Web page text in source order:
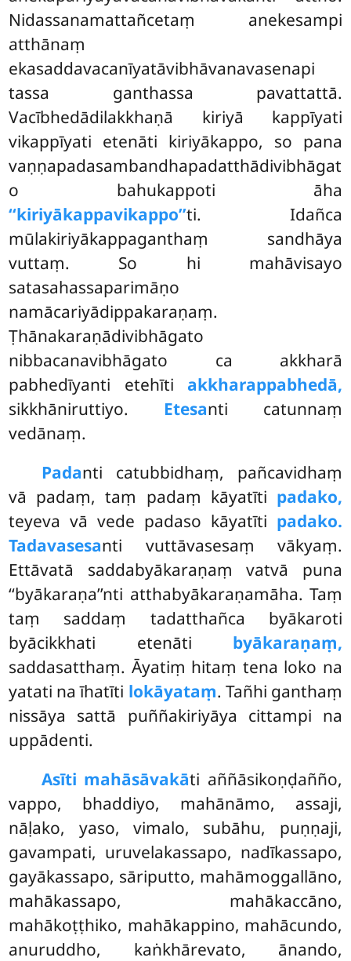
Nidassanamattañcetaṃ anekesampi
atthānaṃ
ekasaddavacanīyatāvibhāvanavasenapi
tassa ganthassa pavattattā.
Vacībhedādilakkhaṇā kiriyā kappīyati
vikappīyati etenāti kiriyākappo, so pana
vaṇṇapadasambandhapadatthādivibhāgat
o bahukappoti āha
‘‘kiriyākappavikappo’’ti. Idañca
mūlakiriyākappaganthaṃ sandhāya
vuttaṃ. So hi mahāvisayo
satasahassaparimāṇo
namācariyādippakaraṇaṃ.
Ṭhānakaraṇādivibhāgato
nibbacanavibhāgato ca akkharā
pabhedīyanti etehīti akkharappabhedā,
sikkhāniruttiyo. Etesanti catunnaṃ
vedānaṃ.
Padanti catubbidhaṃ, pañcavidhaṃ
vā padaṃ, taṃ padaṃ kāyatīti padako,
teyeva vā vede padaso kāyatīti padako.
Tadavasesanti vuttāvasesaṃ vākyaṃ.
Ettāvatā saddabyākaraṇaṃ vatvā puna
‘‘byākaraṇa’’nti atthabyākaraṇamāha. Taṃ
taṃ saddaṃ tadatthañca byākaroti
byācikkhati etenāti byākaraṇaṃ,
saddasatthaṃ. Āyatiṃ hitaṃ tena loko na
yatati na īhatīti lokāyataṃ. Tañhi ganthaṃ
nissāya sattā puññakiriyāya cittampi na
uppādenti.
Asīti mahāsāvakāti aññāsikoṇḍañño,
vappo, bhaddiyo, mahānāmo, assaji,
nāḷako, yaso, vimalo, subāhu, puṇṇaji,
gavampati, uruvelakassapo, nadīkassapo,
gayākassapo, sāriputto, mahāmoggallāno,
mahākassapo, mahākaccāno,
mahākoṭṭhiko, mahākappino, mahācundo,
anuruddho, kaṅkhārevato, ānando,